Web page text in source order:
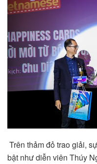
Trên thảm đỏ trao giải,
bật như diễn viên Thúy